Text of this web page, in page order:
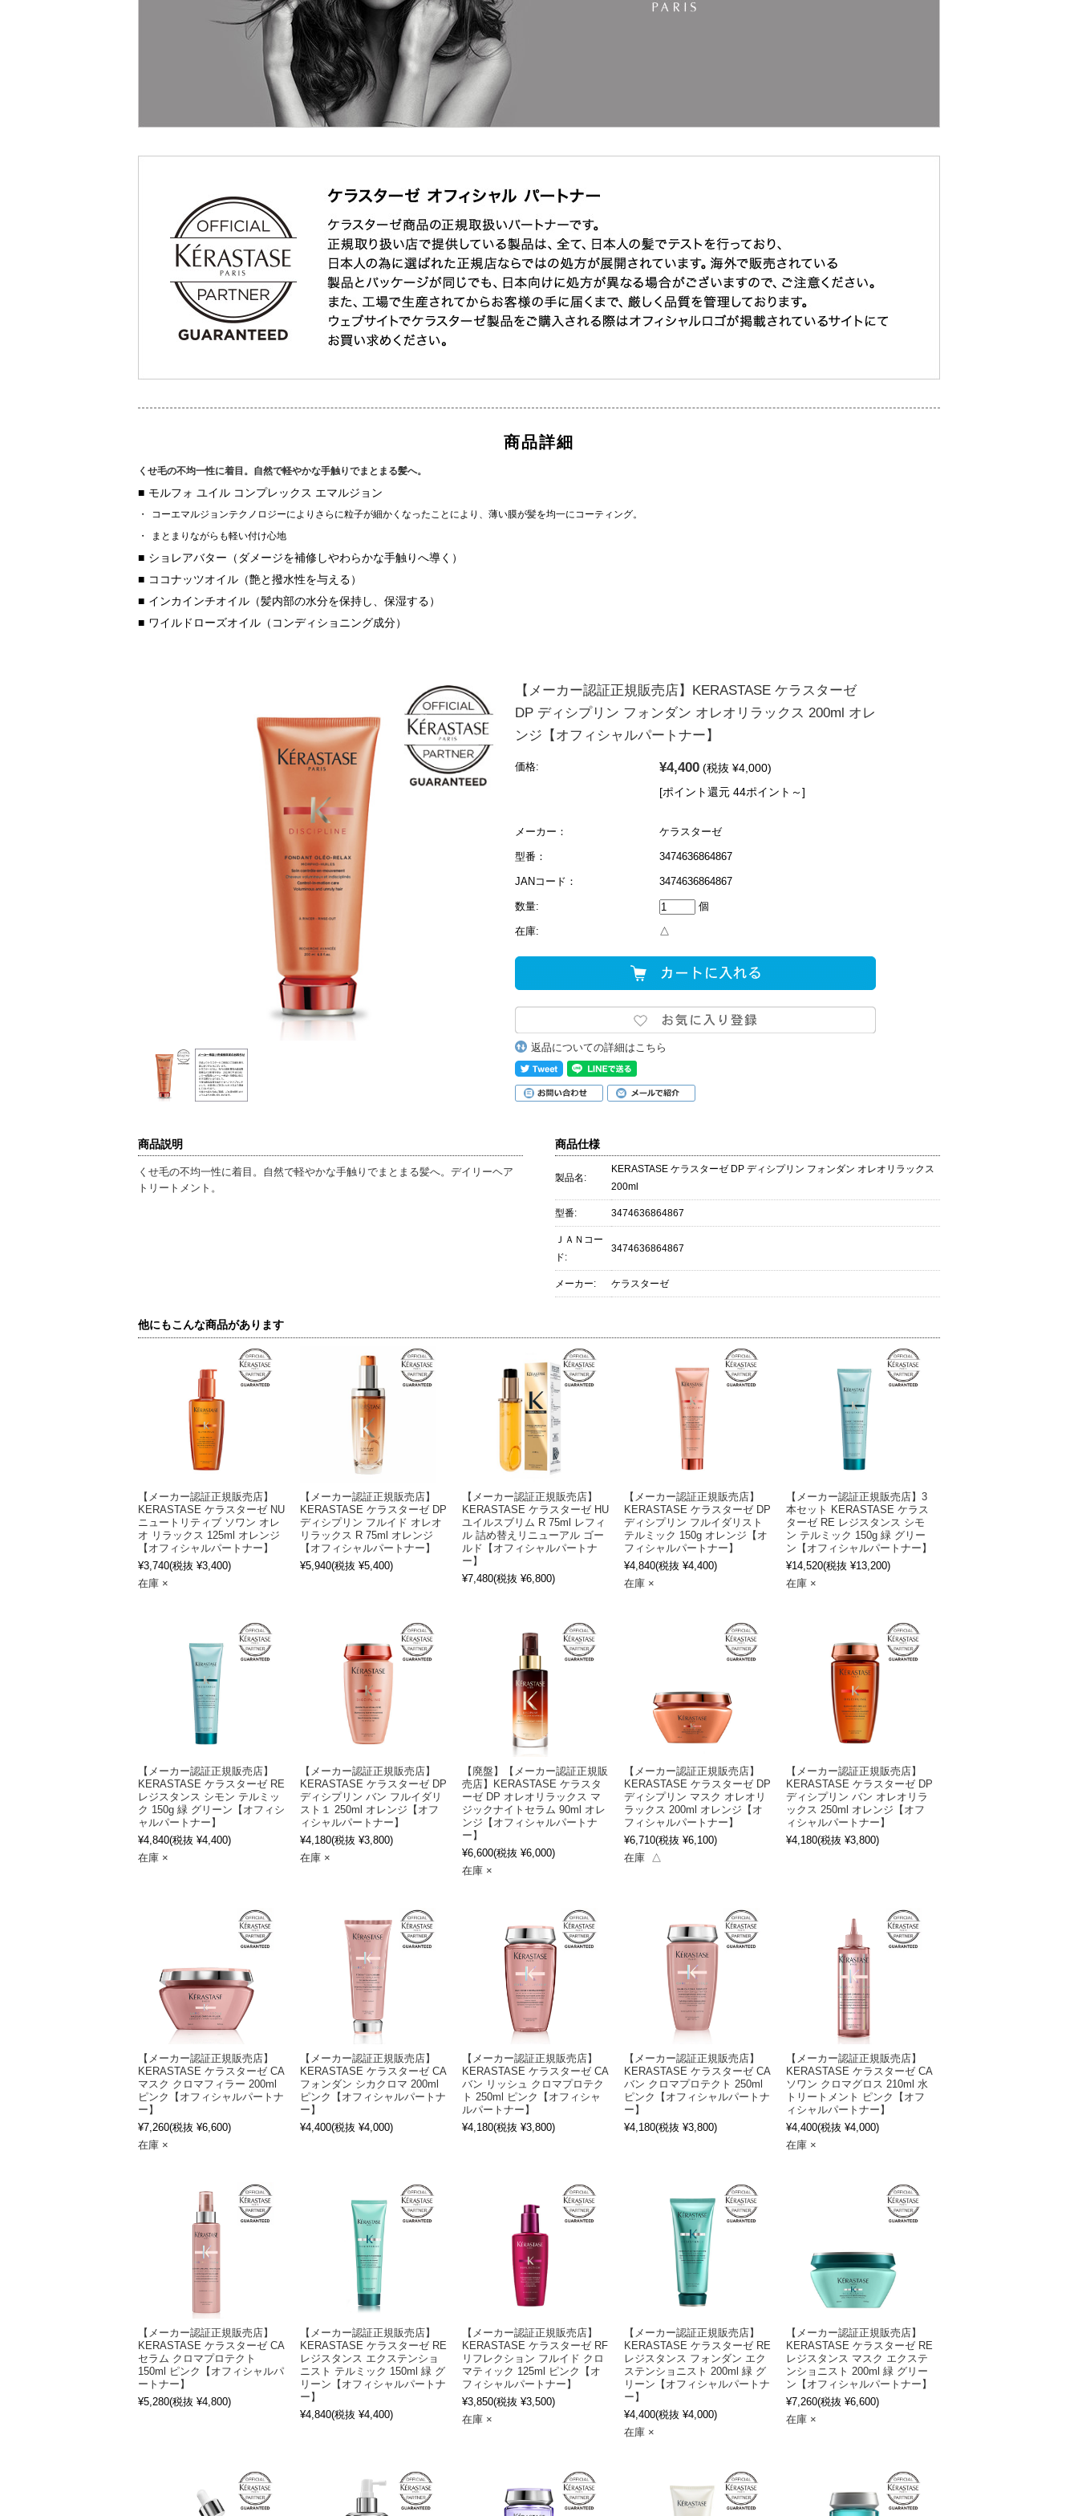
商品詳細
くせ毛の不均一性に着目。自然で軽やかな手触りでまとまる髪へ。
モルフォ ユイル コンプレックス エマルジョン
コーエマルジョンテクノロジーによりさらに粒子が細かくなったことにより、薄い膜が髪を均一にコーティング。
まとまりながらも軽い付け心地
ショレアバター（ダメージを補修しやわらかな手触りへ導く）
ココナッツオイル（艶と撥水性を与える）
インカインチオイル（髪内部の水分を保持し、保湿する）
ワイルドローズオイル（コンディショニング成分）
【メーカー認証正規販売店】KERASTASE ケラスターゼ
DP ディシプリン フォンダン オレオリラックス 200ml オレ
ンジ【オフィシャルパートナー】
価格: ¥4,400 (税抜 ¥4,000)
[ポイント還元 44ポイント～]
メーカー： ケラスターゼ
型番： 3474636864867
JANコード： 3474636864867
数量: 個
在庫: △
返品についての詳細はこちら
商品説明
くせ毛の不均一性に着目。自然で軽やかな手触りでまとまる髪へ。デイリーヘア
トリートメント。
商品仕様
製品名:
KERASTASE ケラスターゼ DP ディシプリン フォンダン オレオリラックス
200ml
型番: 3474636864867
ＪＡＮコー
ド:
3474636864867
メーカー: ケラスターゼ
他にもこんな商品があります
【メーカー認証正規販売店】
KERASTASE ケラスターゼ NU
ニュートリティブ ソワン オレ
オ リラックス 125ml オレンジ
【オフィシャルパートナー】
¥3,740(税抜 ¥3,400)
在庫 ×
【メーカー認証正規販売店】
KERASTASE ケラスターゼ DP
ディシプリン フルイド オレオ
リラックス R 75ml オレンジ
【オフィシャルパートナー】
¥5,940(税抜 ¥5,400)
【メーカー認証正規販売店】
KERASTASE ケラスターゼ HU
ユイルスブリム R 75ml レフィ
ル 詰め替えリニューアル ゴー
ルド【オフィシャルパートナ
ー】
¥7,480(税抜 ¥6,800)
【メーカー認証正規販売店】
KERASTASE ケラスターゼ DP
ディシプリン フルイダリスト
テルミック 150g オレンジ【オ
フィシャルパートナー】
¥4,840(税抜 ¥4,400)
在庫 ×
【メーカー認証正規販売店】3
本セット KERASTASE ケラス
ターゼ RE レジスタンス シモ
ン テルミック 150g 緑 グリー
ン【オフィシャルパートナー】
¥14,520(税抜 ¥13,200)
在庫 ×
【メーカー認証正規販売店】
KERASTASE ケラスターゼ RE
レジスタンス シモン テルミッ
ク 150g 緑 グリーン【オフィシ
ャルパートナー】
¥4,840(税抜 ¥4,400)
在庫 ×
【メーカー認証正規販売店】
KERASTASE ケラスターゼ DP
ディシプリン バン フルイダリ
スト１ 250ml オレンジ【オフ
ィシャルパートナー】
¥4,180(税抜 ¥3,800)
在庫 ×
【廃盤】【メーカー認証正規販
売店】KERASTASE ケラスタ
ーゼ DP オレオリラックス マ
ジックナイトセラム 90ml オレ
ンジ【オフィシャルパートナ
ー】
¥6,600(税抜 ¥6,000)
在庫 ×
【メーカー認証正規販売店】
KERASTASE ケラスターゼ DP
ディシプリン マスク オレオリ
ラックス 200ml オレンジ【オ
フィシャルパートナー】
¥6,710(税抜 ¥6,100)
在庫 △
【メーカー認証正規販売店】
KERASTASE ケラスターゼ DP
ディシプリン バン オレオリラ
ックス 250ml オレンジ【オフ
ィシャルパートナー】
¥4,180(税抜 ¥3,800)
【メーカー認証正規販売店】
KERASTASE ケラスターゼ CA
マスク クロマフィラー 200ml
ピンク【オフィシャルパートナ
ー】
¥7,260(税抜 ¥6,600)
在庫 ×
【メーカー認証正規販売店】
KERASTASE ケラスターゼ CA
フォンダン シカクロマ 200ml
ピンク【オフィシャルパートナ
ー】
¥4,400(税抜 ¥4,000)
【メーカー認証正規販売店】
KERASTASE ケラスターゼ CA
バン リッシュ クロマプロテク
ト 250ml ピンク【オフィシャ
ルパートナー】
¥4,180(税抜 ¥3,800)
【メーカー認証正規販売店】
KERASTASE ケラスターゼ CA
バン クロマプロテクト 250ml
ピンク【オフィシャルパートナ
ー】
¥4,180(税抜 ¥3,800)
【メーカー認証正規販売店】
KERASTASE ケラスターゼ CA
ソワン クロマグロス 210ml 水
トリートメント ピンク【オフ
ィシャルパートナー】
¥4,400(税抜 ¥4,000)
在庫 ×
【メーカー認証正規販売店】
KERASTASE ケラスターゼ CA
セラム クロマプロテクト
150ml ピンク【オフィシャルパ
ートナー】
¥5,280(税抜 ¥4,800)
【メーカー認証正規販売店】
KERASTASE ケラスターゼ RE
レジスタンス エクステンショ
ニスト テルミック 150ml 緑 グ
リーン【オフィシャルパートナ
ー】
¥4,840(税抜 ¥4,400)
【メーカー認証正規販売店】
KERASTASE ケラスターゼ RF
リフレクション フルイド クロ
マティック 125ml ピンク【オ
フィシャルパートナー】
¥3,850(税抜 ¥3,500)
在庫 ×
【メーカー認証正規販売店】
KERASTASE ケラスターゼ RE
レジスタンス フォンダン エク
ステンショニスト 200ml 緑 グ
リーン【オフィシャルパートナ
ー】
¥4,400(税抜 ¥4,000)
在庫 ×
【メーカー認証正規販売店】
KERASTASE ケラスターゼ RE
レジスタンス マスク エクステ
ンショニスト 200ml 緑 グリー
ン【オフィシャルパートナー】
¥7,260(税抜 ¥6,600)
在庫 ×